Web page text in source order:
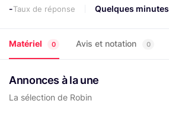
-Taux de réponse Quelques minutes
Matériel 0 Avis et notation 0
Annonces à la une
La sélection de Robin